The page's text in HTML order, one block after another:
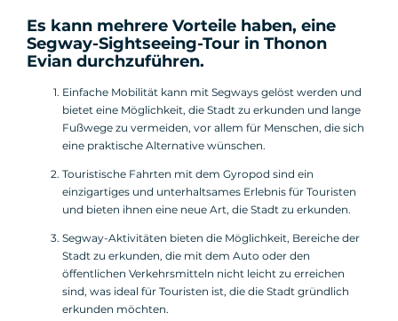
Es kann mehrere Vorteile haben, eine
Segway-Sightseeing-Tour in Thonon
Evian durchzuführen.
Einfache Mobilität kann mit Segways gelöst werden und
bietet eine Möglichkeit, die Stadt zu erkunden und lange
Fußwege zu vermeiden, vor allem für Menschen, die sich
eine praktische Alternative wünschen.
Touristische Fahrten mit dem Gyropod sind ein
einzigartiges und unterhaltsames Erlebnis für Touristen
und bieten ihnen eine neue Art, die Stadt zu erkunden.
Segway-Aktivitäten bieten die Möglichkeit, Bereiche der
Stadt zu erkunden, die mit dem Auto oder den
öffentlichen Verkehrsmitteln nicht leicht zu erreichen
sind, was ideal für Touristen ist, die die Stadt gründlich
erkunden möchten.